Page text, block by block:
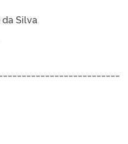
Silva